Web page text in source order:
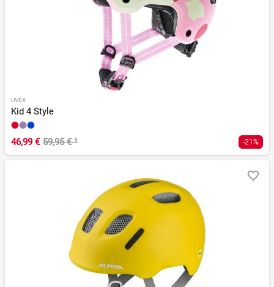
UVEX
Kid 4 Style
46,99 € 59,95 €¹ -21%